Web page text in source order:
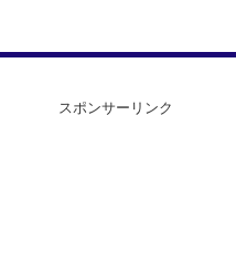
スポンサーリンク